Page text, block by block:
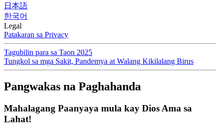
日本語
한국어
Legal
Patakaran sa Privacy
Tagubilin para sa Taon 2025
Tungkol sa mga Sakit, Pandemya at Walang Kikilalang Birus
Pangwakas na Paghahanda
Mahalagang Paanyaya mula kay Dios Ama sa
Lahat!